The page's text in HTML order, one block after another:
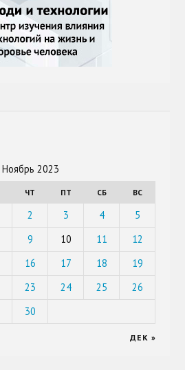
Ноябрь 2023
ЧТ ПТ СБ ВС
2 3 4
5
9 10 11
12
16 17 18
19
23 24 25
26
30
ДЕК »